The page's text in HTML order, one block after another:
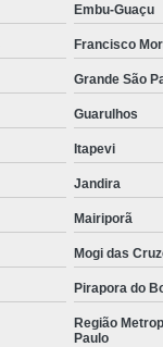
Embu-Guaçu
Francisco
Grande São
Guarulhos
Itapevi
Jandira
Mairiporã
Mogi das
Pirapora do
Região
Paulo